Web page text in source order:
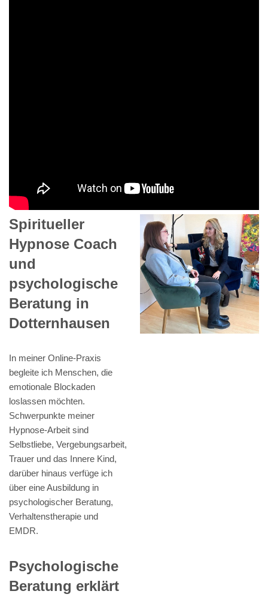
Spiritueller
Hypnose Coach
und
psychologische
Beratung in
Dotternhausen
In meiner Online-Praxis
begleite ich Menschen, die
emotionale Blockaden
loslassen möchten.
Schwerpunkte meiner
Hypnose-Arbeit sind
Selbstliebe, Vergebungsarbeit,
Trauer und das Innere Kind,
darüber hinaus verfüge ich
über eine Ausbildung in
psychologischer Beratung,
Verhaltenstherapie und
EMDR.
Psychologische
Beratung erklärt